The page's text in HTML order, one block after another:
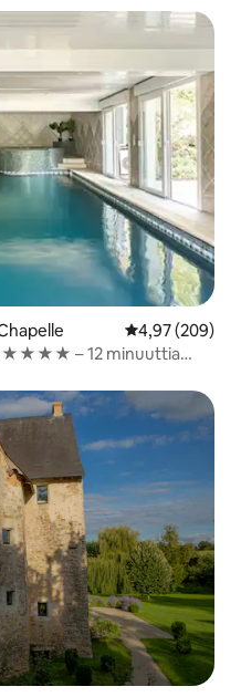
4,97 (209)
★★★★★ – 12 minuuttia